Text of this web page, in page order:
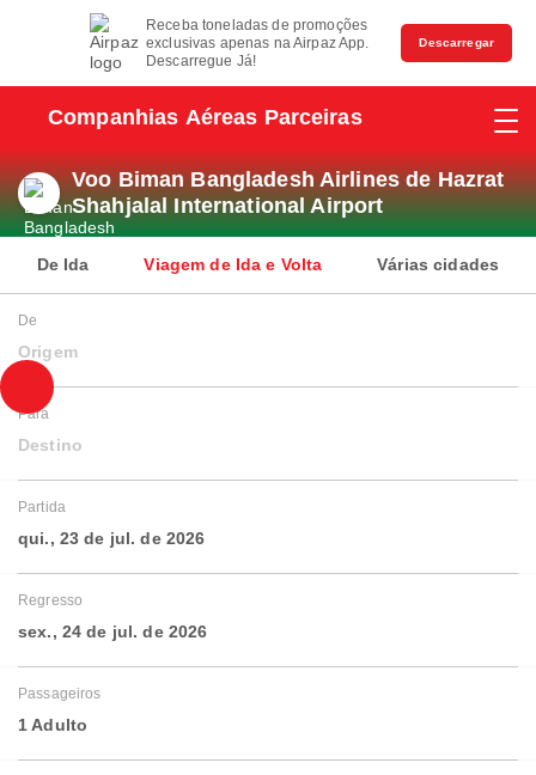
Receba toneladas de promoções
exclusivas apenas na Airpaz App.
Descarregue Já!
Descarregar
Companhias Aéreas Parceiras
Voo Biman Bangladesh Airlines de Hazrat
Shahjalal International Airport
De Ida Viagem de Ida e Volta Várias cidades
De
Origem
Para
Destino
Partida
qui., 23 de jul. de 2026
Regresso
sex., 24 de jul. de 2026
Passageiros
1 Adulto